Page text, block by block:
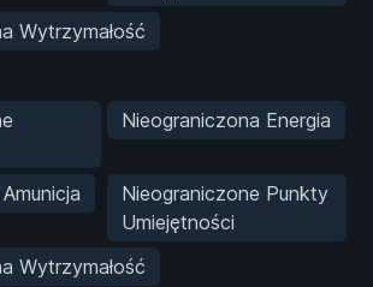
Wytrzymałość
Nieograniczona Energia
Nieograniczone Punkty
Umiejętności
Wytrzymałość